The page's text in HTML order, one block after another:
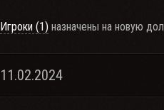
Игроки (1) назначены на новую